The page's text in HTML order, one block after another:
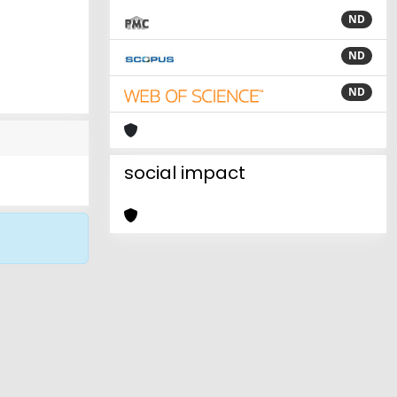
ND
ND
ND
social impact